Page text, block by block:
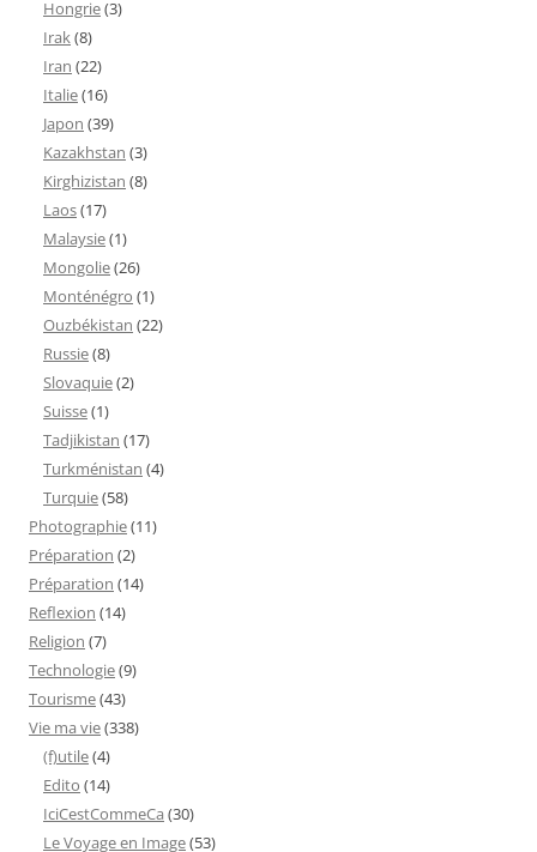
Hongrie(3)
Irak(8)
Iran (22)
Italie(16)
Japon (39)
Kazakhstan (3)
Kirghizistan (8)
Laos(17)
Malaysie(1)
Mongolie(26)
Monténégro (1)
Ouzbékistan (22)
Russie(8)
Slovaquie(2)
Suisse(1)
Tadjikistan (17)
Turkménistan (4)
Turquie(58)
Photographie(11)
Préparation (2)
Préparation (14)
Reflexion (14)
Religion (7)
Technologie(9)
Tourisme(43)
Vie ma vie(338)
(f)utile(4)
Edito (14)
IciCestCommeCa (30)
Le Voyage en Image(53)